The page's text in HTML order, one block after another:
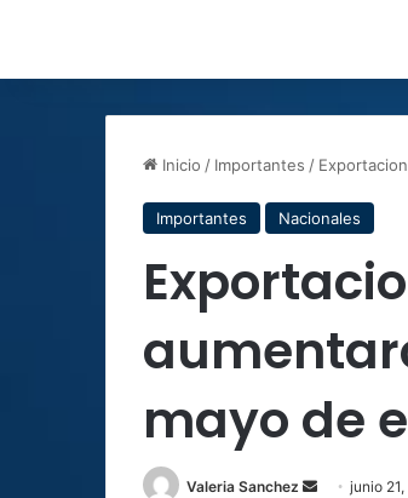
Inicio / Importantes /
Importantes Nacionales
mayo de
Valeria Sanchez
Sendjunio 21,